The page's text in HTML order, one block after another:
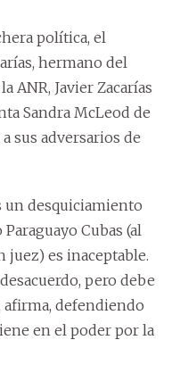
política, el
hermano del
ANR, Javier Zacarías
Sandra McLeod de
sus adversarios de
un desquiciamiento
Cubas (al
juez) es inaceptable.
pero debe
afirma, defendiendo
en el poder por la